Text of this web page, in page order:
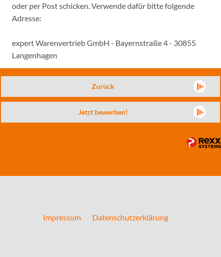
oder per Post schicken. Verwende dafür bitte folgende
Adresse:
expert Warenvertrieb GmbH - Bayernstraße 4 - 30855
Langenhagen
Zurück
Jetzt bewerben!
Impressum Datenschutzerklärung